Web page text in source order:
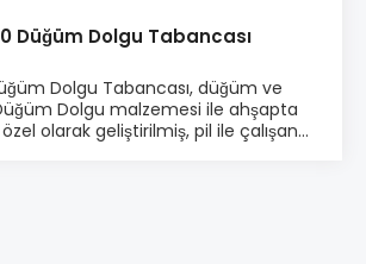
Düğüm Dolgu Tabancası
Dolgu Tabancası, düğüm ve
Dolgu malzemesi ile ahşapta
özel olarak geliştirilmiş, pil ile çalışan